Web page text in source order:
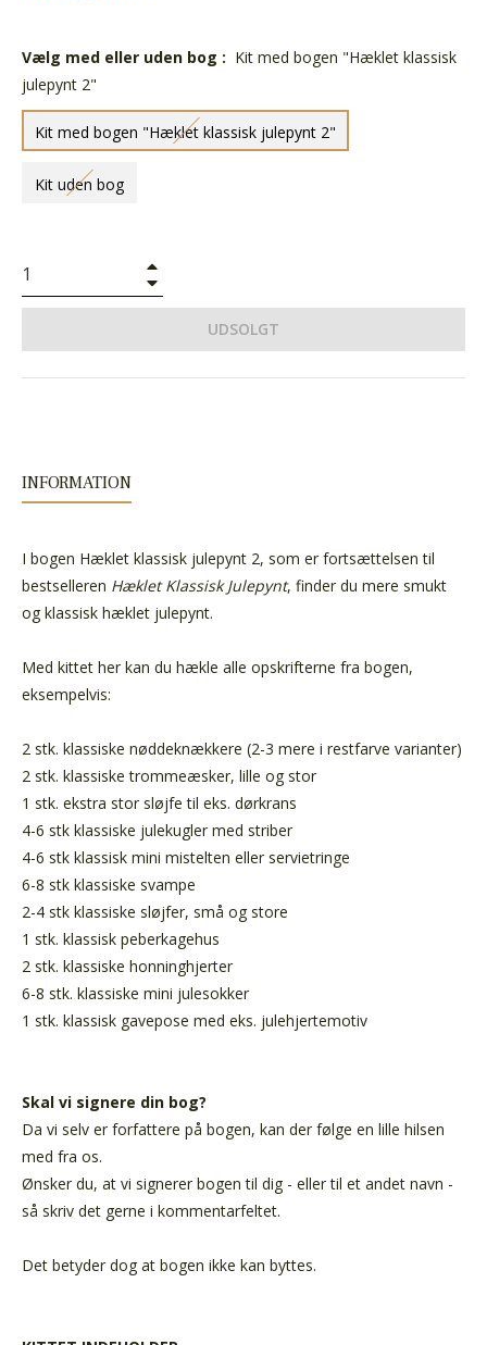
Vælg med eller uden bog : Kit med bogen "Hæklet klassisk
julepynt 2"
Kit med bogen "Hæklet klassisk julepynt 2"
Kit uden bog
UDSOLGT
INFORMATION
I bogen Hæklet klassisk julepynt 2, som er fortsættelsen til
bestselleren Hæklet Klassisk Julepynt, finder du mere smukt
og klassisk hæklet julepynt.
Med kittet her kan du hækle alle opskrifterne fra bogen,
eksempelvis:
2 stk. klassiske nøddeknækkere (2-3 mere i restfarve varianter)
2 stk. klassiske trommeæsker, lille og stor
1 stk. ekstra stor sløjfe til eks. dørkrans
4-6 stk klassiske julekugler med striber
4-6 stk klassisk mini mistelten eller servietringe
6-8 stk klassiske svampe
2-4 stk klassiske sløjfer, små og store
1 stk. klassisk peberkagehus
2 stk. klassiske honninghjerter
6-8 stk. klassiske mini julesokker
1 stk. klassisk gavepose med eks. julehjertemotiv
Skal vi signere din bog?
Da vi selv er forfattere på bogen, kan der følge en lille hilsen
med fra os.
Ønsker du, at vi signerer bogen til dig - eller til et andet navn -
så skriv det gerne i kommentarfeltet.
Det betyder dog at bogen ikke kan byttes.